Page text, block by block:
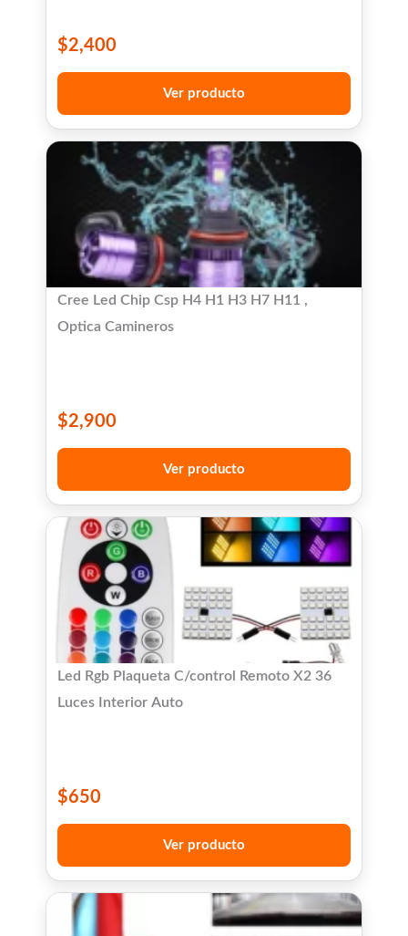
$2,400
Ver producto
Cree Led Chip Csp H4 H1 H3 H7 H11 ,
Optica Camineros
$2,900
Ver producto
Led Rgb Plaqueta C/control Remoto X2 36
Luces Interior Auto
$650
Ver producto